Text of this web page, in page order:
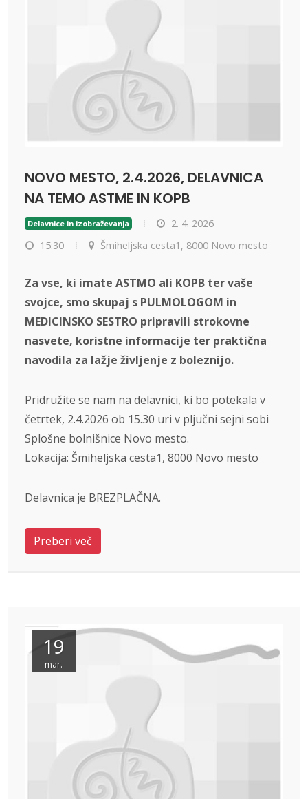
NOVO MESTO, 2.4.2026, DELAVNICA
NA TEMO ASTME IN KOPB
Delavnice in izobraževanja
2. 4. 2026
15:30
Šmiheljska cesta1, 8000 Novo mesto
Za vse, ki imate ASTMO ali KOPB ter vaše
svojce, smo skupaj s PULMOLOGOM in
MEDICINSKO SESTRO pripravili strokovne
nasvete, koristne informacije ter praktična
navodila za lažje življenje z boleznijo.
Pridružite se nam na delavnici, ki bo potekala v
četrtek, 2.4.2026 ob 15.30 uri v pljučni sejni sobi
Splošne bolnišnice Novo mesto.
Lokacija: Šmiheljska cesta1, 8000 Novo mesto
Delavnica je BREZPLAČNA.
Preberi več
19
mar.